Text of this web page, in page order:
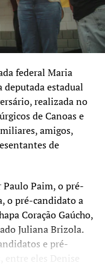
federal Maria
deputada estadual
realizada no
de Canoas e
amigos,
de
Paim, o pré-
o pré-candidato a
Coração Gaúcho,
Juliana Brizola.
e pré-
entre eles Denise